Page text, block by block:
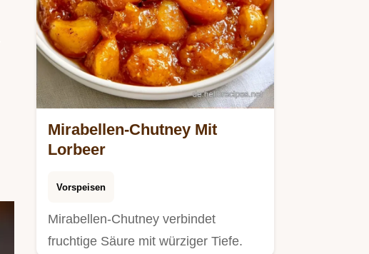
Mirabellen-Chutney Mit
Lorbeer
Vorspeisen
Mirabellen-Chutney verbindet
fruchtige Säure mit würziger Tiefe.